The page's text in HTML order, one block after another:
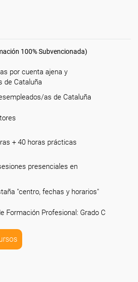
100% Subvencionada)
por cuenta ajena y
de Cataluña
as de Cataluña
+ 40 horas prácticas
presenciales en
"centro, fechas y horarios"
Formación Profesional: Grado C